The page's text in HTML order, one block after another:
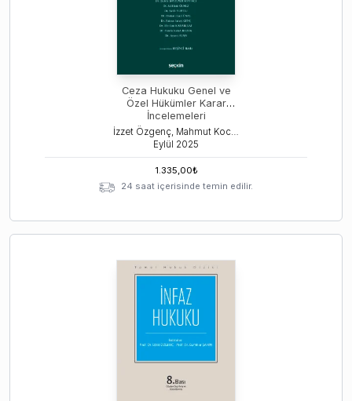
Ceza Hukuku Genel ve
Özel Hükümler Karar
İncelemeleri
İzzet Özgenç, Mahmut Koca, İlhan Üzülmez
Eylül 2025
1.335,00₺
24 saat içerisinde temin edilir.